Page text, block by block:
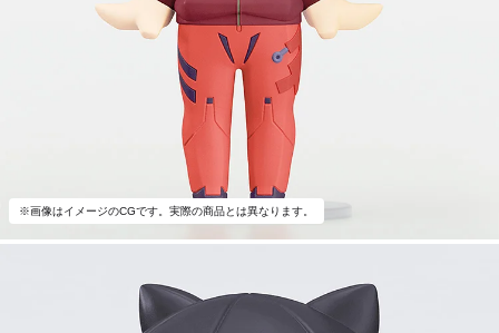
※画像はイメージのCGです。実際の商品とは異なります。